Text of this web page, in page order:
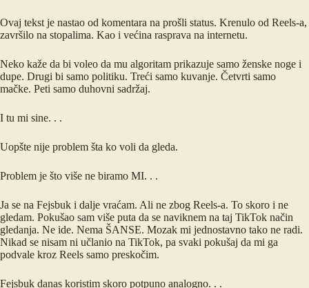
Ovaj tekst je nastao od komentara na prošli status. Krenulo od Reels-a,
završilo na stopalima. Kao i većina rasprava na internetu.
Neko kaže da bi voleo da mu algoritam prikazuje samo ženske noge i
dupe. Drugi bi samo politiku. Treći samo kuvanje. Četvrti samo
mačke. Peti samo duhovni sadržaj.
I tu mi sine. . .
Uopšte nije problem šta ko voli da gleda.
Problem je što više ne biramo MI. . .
Ja se na Fejsbuk i dalje vraćam. Ali ne zbog Reels-a. To skoro i ne
gledam. Pokušao sam više puta da se naviknem na taj TikTok način
gledanja. Ne ide. Nema ŠANSE. Mozak mi jednostavno tako ne radi.
Nikad se nisam ni učlanio na TikTok, pa svaki pokušaj da mi ga
podvale kroz Reels samo preskočim.
Fejsbuk danas koristim skoro potpuno analogno. . .